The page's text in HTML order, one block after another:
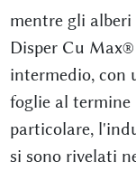
mentre gli
Disper Cu
intermedio, con
foglie al termine
particolare,
si sono rivelati